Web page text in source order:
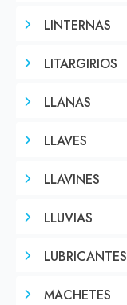
LINTERNAS
LITARGIRIOS
LLANAS
LLAVES
LLAVINES
LLUVIAS
LUBRICANTES
MACHETES